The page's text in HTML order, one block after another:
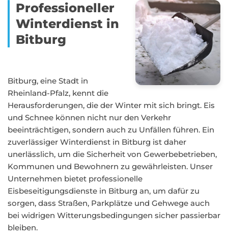
Professioneller
Winterdienst in
Bitburg
Bitburg, eine Stadt in
Rheinland-Pfalz, kennt die
Herausforderungen, die der Winter mit sich bringt. Eis
und Schnee können nicht nur den Verkehr
beeinträchtigen, sondern auch zu Unfällen führen. Ein
zuverlässiger Winterdienst in Bitburg ist daher
unerlässlich, um die Sicherheit von Gewerbebetrieben,
Kommunen und Bewohnern zu gewährleisten. Unser
Unternehmen bietet professionelle
Eisbeseitigungsdienste in Bitburg an, um dafür zu
sorgen, dass Straßen, Parkplätze und Gehwege auch
bei widrigen Witterungsbedingungen sicher passierbar
bleiben.